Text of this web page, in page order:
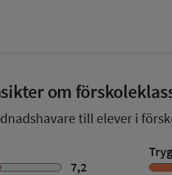
om
till elever i
7,2